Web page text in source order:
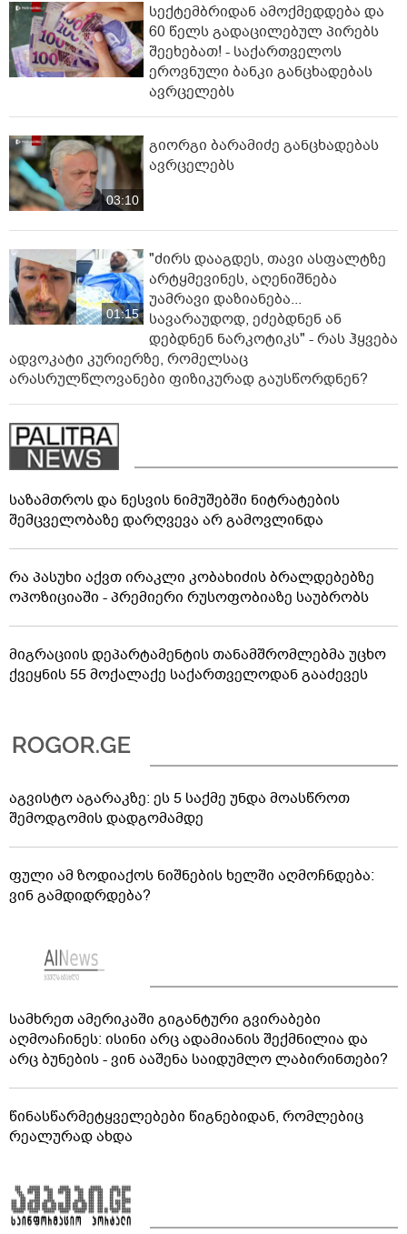
სექტემბრიდან ამოქმედდება და
60 წელს გადაცილებულ პირებს
შეეხებათ! - საქართველოს
ეროვნული ბანკი განცხადებას
ავრცელებს
03:10
გიორგი ბარამიძე განცხადებას
ავრცელებს
01:15
"ძირს დააგდეს, თავი ასფალტზე
არტყმევინეს, აღენიშნება
უამრავი დაზიანება...
სავარაუდოდ, ეძებდნენ ან
დებდნენ ნარკოტიკს" - რას ჰყვება
ადვოკატი კურიერზე, რომელსაც
არასრულწლოვანები ფიზიკურად გაუსწორდნენ?
საზამთროს და ნესვის ნიმუშებში ნიტრატების
შემცველობაზე დარღვევა არ გამოვლინდა
რა პასუხი აქვთ ირაკლი კობახიძის ბრალდებებზე
ოპოზიციაში - პრემიერი რუსოფობიაზე საუბრობს
მიგრაციის დეპარტამენტის თანამშრომლებმა უცხო
ქვეყნის 55 მოქალაქე საქართველოდან გააძევეს
აგვისტო აგარაკზე: ეს 5 საქმე უნდა მოასწროთ
შემოდგომის დადგომამდე
ფული ამ ზოდიაქოს ნიშნების ხელში აღმოჩნდება:
ვინ გამდიდრდება?
სამხრეთ ამერიკაში გიგანტური გვირაბები
აღმოაჩინეს: ისინი არც ადამიანის შექმნილია და
არც ბუნების - ვინ ააშენა საიდუმლო ლაბირინთები?
წინასწარმეტყველებები წიგნებიდან, რომლებიც
რეალურად ახდა